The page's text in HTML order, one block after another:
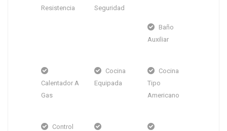
Resistencia
Seguridad
Baño
Auxiliar
Calentador A
Gas
Cocina
Equipada
Cocina
Tipo
Americano
Control